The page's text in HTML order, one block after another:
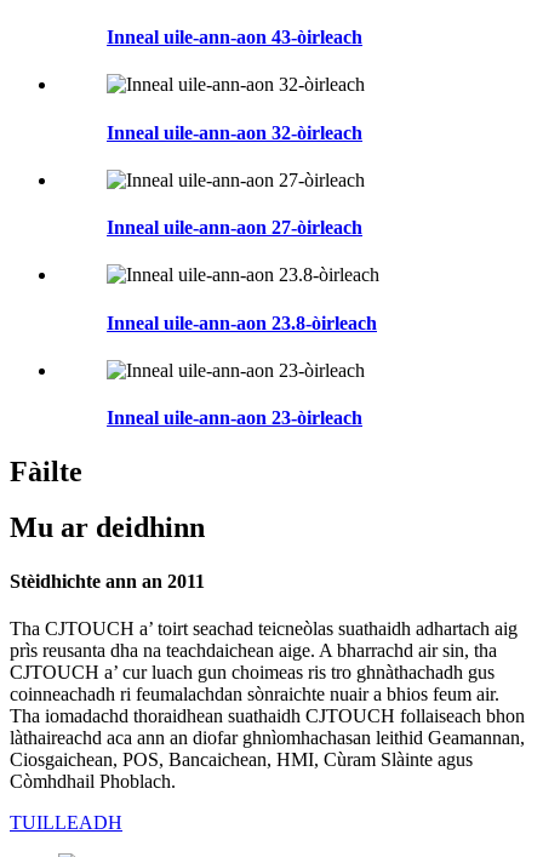
Inneal uile-ann-aon 43-òirleach
Inneal uile-ann-aon 32-òirleach
Inneal uile-ann-aon 27-òirleach
Inneal uile-ann-aon 23.8-òirleach
Inneal uile-ann-aon 23-òirleach
Fàilte
Mu ar deidhinn
Stèidhichte ann an 2011
Tha CJTOUCH a’ toirt seachad teicneòlas suathaidh adhartach aig
prìs reusanta dha na teachdaichean aige. A bharrachd air sin, tha
CJTOUCH a’ cur luach gun choimeas ris tro ghnàthachadh gus
coinneachadh ri feumalachdan sònraichte nuair a bhios feum air.
Tha iomadachd thoraidhean suathaidh CJTOUCH follaiseach bhon
làthaireachd aca ann an diofar ghnìomhachasan leithid Geamannan,
Ciosgaichean, POS, Bancaichean, HMI, Cùram Slàinte agus
Còmhdhail Phoblach.
TUILLEADH